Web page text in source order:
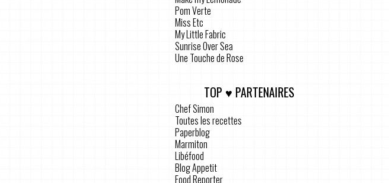
Pom Verte
Miss Etc
My Little Fabric
Sunrise Over Sea
Une Touche de Rose
TOP ♥ PARTENAIRES
Chef Simon
Toutes les recettes
Paperblog
Marmiton
Libéfood
Blog Appetit
Food Reporter